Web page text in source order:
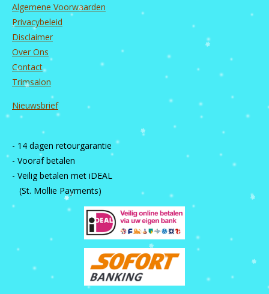
Algemene Voorwaarden
Privacybeleid
Disclaimer
Over Ons
Contact
Trimsalon
Nieuwsbrief
- 14 dagen retourgarantie
- Vooraf betalen
- Veilig betalen met iDEAL
(St. Mollie Payments)